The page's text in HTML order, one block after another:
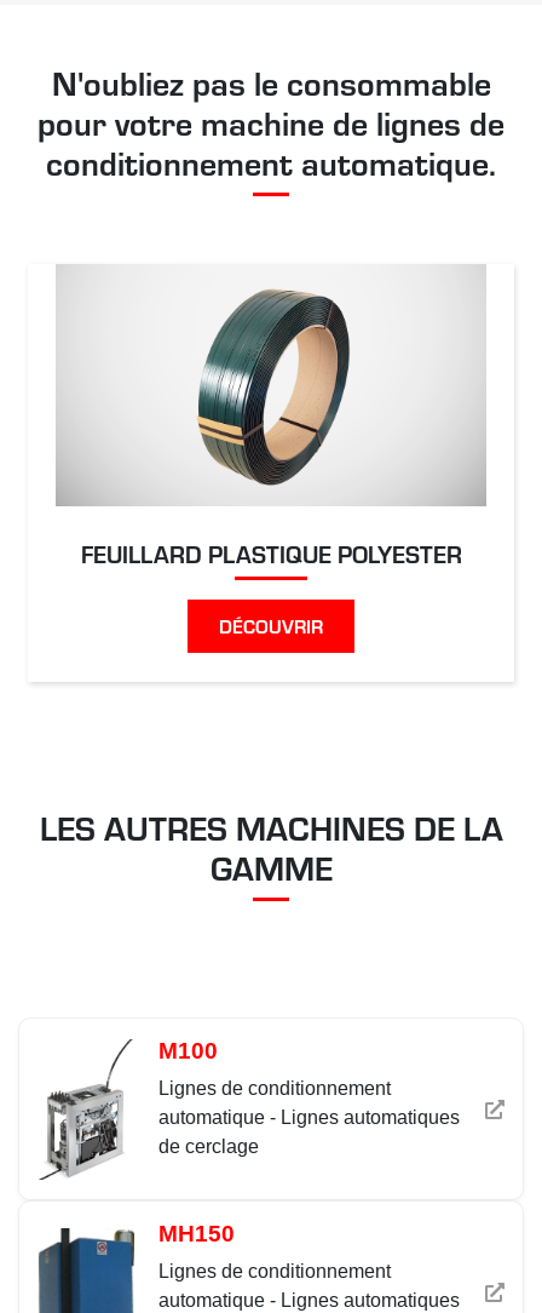
N'oubliez pas le consommable
pour votre machine de lignes de
conditionnement automatique.
FEUILLARD PLASTIQUE POLYESTER
DÉCOUVRIR
LES AUTRES MACHINES DE LA
GAMME
M100
Lignes de conditionnement
automatique - Lignes automatiques
de cerclage
MH150
Lignes de conditionnement
automatique - Lignes automatiques